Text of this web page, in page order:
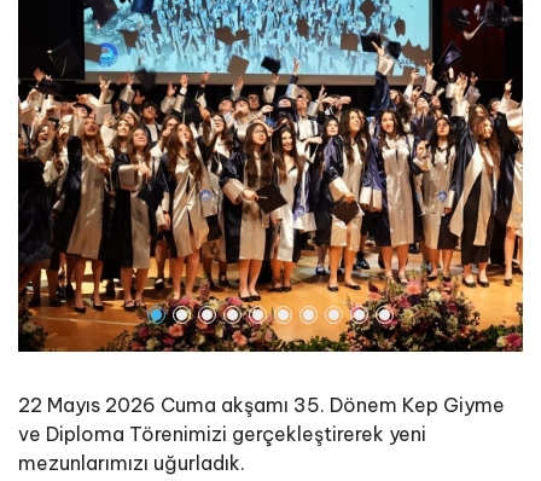
22 Mayıs 2026 Cuma akşamı 35. Dönem Kep Giyme
ve Diploma Törenimizi gerçekleştirerek yeni
mezunlarımızı uğurladık.